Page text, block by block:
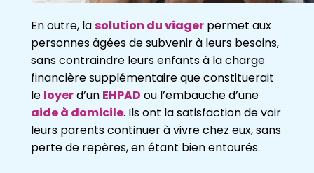
En outre, lasolution du viager permet aux
personnes âgées de subvenir à leurs besoins,
sans contraindre leursenfants à la charge
financière supplémentaire queconstituerait
le loyerd’un EHPAD ou l’embauche d’une
aide à domicile. Ils ont lasatisfaction de voir
leurs parents continuer à vivre chez eux, sans
perte de repères,en étant bien entourés.